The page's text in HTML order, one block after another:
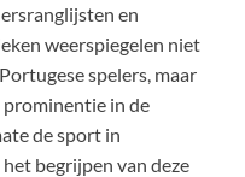
en
weerspiegelen niet
spelers, maar
in de
de sport in
begrijpen van deze